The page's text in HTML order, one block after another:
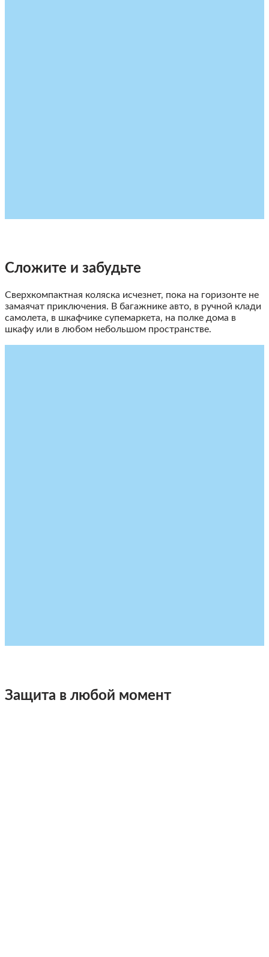
Сложите и забудьте
Cверхкомпактная коляска исчезнет, пока на горизонте не
замаячат приключения. В багажнике авто, в ручной клади
самолета, в шкафчике супемаркета, на полке дома в
шкафу или в любом небольшом пространстве.
Защита в любой момент